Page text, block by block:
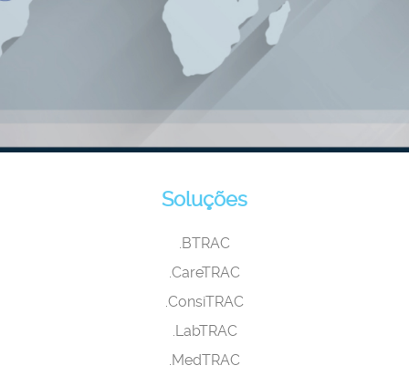
Soluções
.BTRAC
.CareTRAC
.ConsiTRAC
.LabTRAC
.MedTRAC